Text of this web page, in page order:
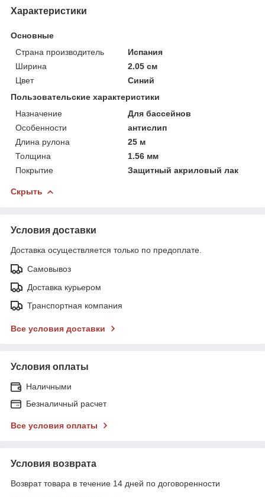
Характеристики
Основные
Страна производитель
Испания
Ширина
2.05 см
Цвет
Синий
Пользовательские характеристики
Назначение
Для бассейнов
Особенности
антислип
Длина рулона
25 м
Толщина
1.56 мм
Покрытие
Защитный акриловый лак
Скрыть
Условия доставки
Доставка осуществляется только по предоплате.
Самовывоз
Доставка курьером
Транспортная компания
Все условия доставки
Условия оплаты
Наличными
Безналичный расчет
Все условия оплаты
Условия возврата
Возврат товара в течение 14 дней по договоренности